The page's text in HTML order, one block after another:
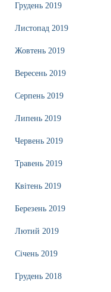
Грудень 2019
Листопад 2019
Жовтень 2019
Вересень 2019
Серпень 2019
Липень 2019
Червень 2019
Травень 2019
Квітень 2019
Березень 2019
Лютий 2019
Січень 2019
Грудень 2018